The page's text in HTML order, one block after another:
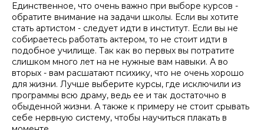
Единственное, что очень важно при выборе курсов -
обратите внимание на задачи школы. Если вы хотите
стать артистом - следует идти в институт. Если вы не
собираетесь работать актером, то не стоит идти в
подобное училище. Так как во первых вы потратите
слишком много лет на не нужные вам навыки. А во
вторых - вам расшатают психику, что не очень хорошо
для жизни. Лучше выберите курсы, где исключили из
программы всю драму, ведь ее и так достаточно в
обыденной жизни. А также к примеру не стоит срывать
себе нервную систему, чтобы научиться плакать в